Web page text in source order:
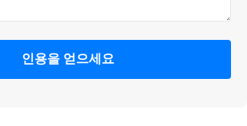
인용을 얻으세요